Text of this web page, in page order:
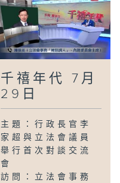
千禧年代 7月
29日
主題：行政長官李
家超與立法會議員
舉行首次對談交流
會
訪問：立法會事務